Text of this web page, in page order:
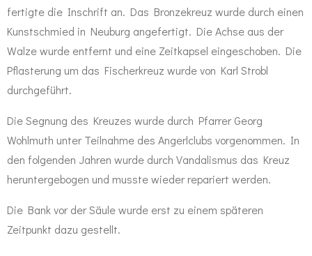
fertigte die Inschrift an. Das Bronzekreuz wurde durch einen
Kunstschmied in Neuburg angefertigt. Die Achse aus der
Walze wurde entfernt und eine Zeitkapsel eingeschoben. Die
Pflasterung um das Fischerkreuz wurde von Karl Strobl
durchgeführt.
Die Segnung des Kreuzes wurde durch Pfarrer Georg
Wohlmuth unter Teilnahme des Angerlclubs vorgenommen. In
den folgenden Jahren wurde durch Vandalismus das Kreuz
heruntergebogen und musste wieder repariert werden.
Die Bank vor der Säule wurde erst zu einem späteren
Zeitpunkt dazu gestellt.